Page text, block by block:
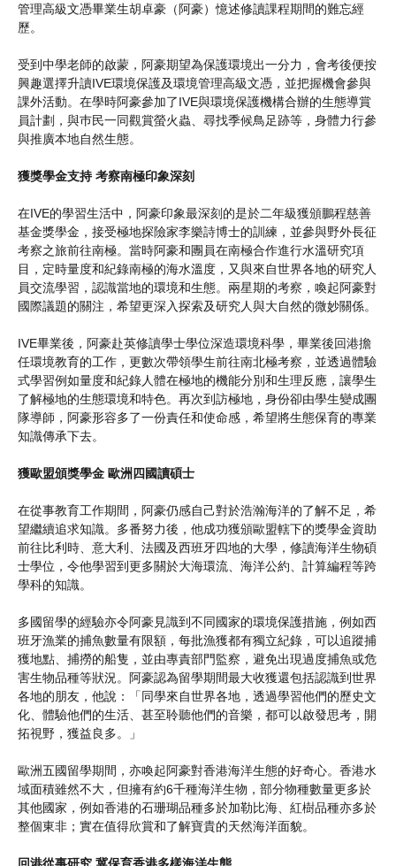
管理高級文憑畢業生胡卓豪（阿豪）憶述修讀課程期間的難忘經
歷。
受到中學老師的啟蒙，阿豪期望為保護環境出一分力，會考後便按
興趣選擇升讀IVE環境保護及環境管理高級文憑，並把握機會參與
課外活動。在學時阿豪參加了IVE與環境保護機構合辦的生態導賞
員計劃，與巿民一同觀賞螢火蟲、尋找季候鳥足跡等，身體力行參
與推廣本地自然生態。
獲獎學金支持 考察南極印象深刻
在IVE的學習生活中，阿豪印象最深刻的是於二年級獲頒鵬程慈善
基金獎學金，接受極地探險家李樂詩博士的訓練，並參與野外長征
考察之旅前往南極。當時阿豪和團員在南極合作進行水溫研究項
目，定時量度和紀錄南極的海水溫度，又與來自世界各地的研究人
員交流學習，認識當地的環境和生態。兩星期的考察，喚起阿豪對
國際議題的關注，希望更深入探索及研究人與大自然的微妙關係。
IVE畢業後，阿豪赴英修讀學士學位深造環境科學，畢業後回港擔
任環境教育的工作，更數次帶領學生前往南北極考察，並透過體驗
式學習例如量度和紀錄人體在極地的機能分別和生理反應，讓學生
了解極地的生態環境和特色。再次到訪極地，身份卻由學生變成團
隊導師，阿豪形容多了一份責任和使命感，希望將生態保育的專業
知識傳承下去。
獲歐盟頒獎學金 歐洲四國讀碩士
在從事教育工作期間，阿豪仍感自己對於浩瀚海洋的了解不足，希
望繼續追求知識。多番努力後，他成功獲頒歐盟轄下的獎學金資助
前往比利時、意大利、法國及西班牙四地的大學，修讀海洋生物碩
士學位，令他學習到更多關於大海環流、海洋公約、計算編程等跨
學科的知識。
多國留學的經驗亦令阿豪見識到不同國家的環境保護措施，例如西
班牙漁業的捕魚數量有限額，每批漁獲都有獨立紀錄，可以追蹤捕
獲地點、捕撈的船隻，並由專責部門監察，避免出現過度捕魚或危
害生物品種等狀況。阿豪認為留學期間最大收獲還包括認識到世界
各地的朋友，他說：「同學來自世界各地，透過學習他們的歷史文
化、體驗他們的生活、甚至聆聽他們的音樂，都可以啟發思考，開
拓視野，獲益良多。」
歐洲五國留學期間，亦喚起阿豪對香港海洋生態的好奇心。香港水
域面積雖然不大，但擁有約6千種海洋生物，部分物種數量更多於
其他國家，例如香港的石珊瑚品種多於加勒比海、紅樹品種亦多於
整個東非；實在值得欣賞和了解寶貴的天然海洋面貌。
回港從事研究 冀保育香港多樣海洋生態